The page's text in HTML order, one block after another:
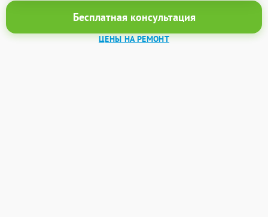
Бесплатная консультация
ЦЕНЫ НА РЕМОНТ